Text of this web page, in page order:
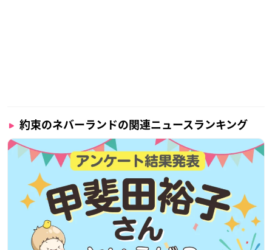
美術監督：池田繁美（アトリエ・ムサ）・丸山由紀子（アトリ
エ・ムサ）
色彩設計：横田明日香
撮影監督：塩川智幸（T2studio）
CG監督：神田瑞帆
編集：松原理恵（瀬山編集室）
音楽：小畑貴裕
音響監督：清水勝則
アニメーション制作：CloverWorks
約束のネバーランドの関連ニュースランキング